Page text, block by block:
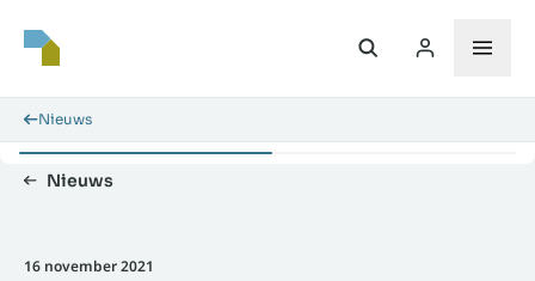
Nieuws
Nieuws
16 november 2021